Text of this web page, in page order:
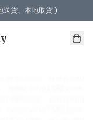
貨、本地取貨 )